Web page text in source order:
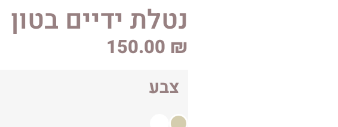
נטלת ידיים בטון
150.00 ₪
צבע